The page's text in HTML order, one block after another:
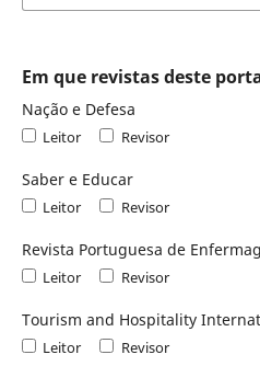
Em que revistas deste
Nação e Defesa
Leitor Revisor
Saber e Educar
Leitor Revisor
Revista Portuguesa de
Leitor Revisor
Tourism and Hospitality
Leitor Revisor